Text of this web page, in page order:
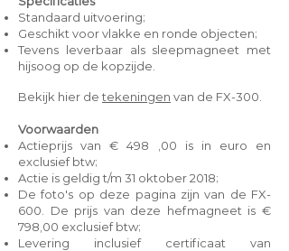
Standaard uitvoering;
Geschikt voor vlakke en ronde objecten;
Tevens leverbaar als sleepmagneet met
hijsoog op de kopzijde.
Bekijk hier detekeningen van de FX-300.
Voorwaarden
Actieprijs van € 498 ,00 is in euro en
exclusief btw;
Actie is geldig t/m 31 oktober 2018;
De foto's op deze pagina zijn van de FX-
600. De prijs van deze hefmagneet is €
798,00 exclusief btw;
Levering inclusief certificaat van